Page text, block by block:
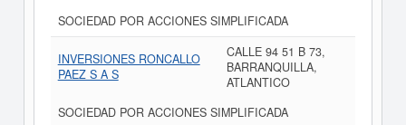
SOCIEDAD POR ACCIONES SIMPLIFICADA
INVERSIONES RONCALLO
PAEZ S A S
CALLE 94 51 B 73,
BARRANQUILLA,
ATLANTICO
SOCIEDAD POR ACCIONES SIMPLIFICADA